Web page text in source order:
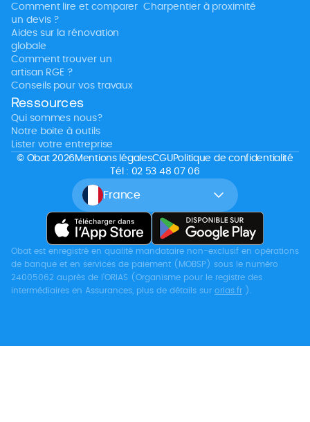
Comment lire et comparer
un devis ?
Aides sur la rénovation
globale
Comment trouver un
artisan RGE ?
Conseils pour vos travaux
Charpentier à proximité
Ressources
Qui sommes nous?
Notre boite à outils
Lister votre entreprise
France
© Obat 2026 Mentions légalesCGUPolitique de confidentialité
Tél : 02 53 48 07 06
Obat est enregistré en qualité mandataire non-exclusif en opérations
de banque et en services de paiement (MOBSP) sous le numéro
24005062 auprès de l’ORIAS (Organisme pour le registre des
intermédiaires en Assurances, plus de détails sur orias.fr ).